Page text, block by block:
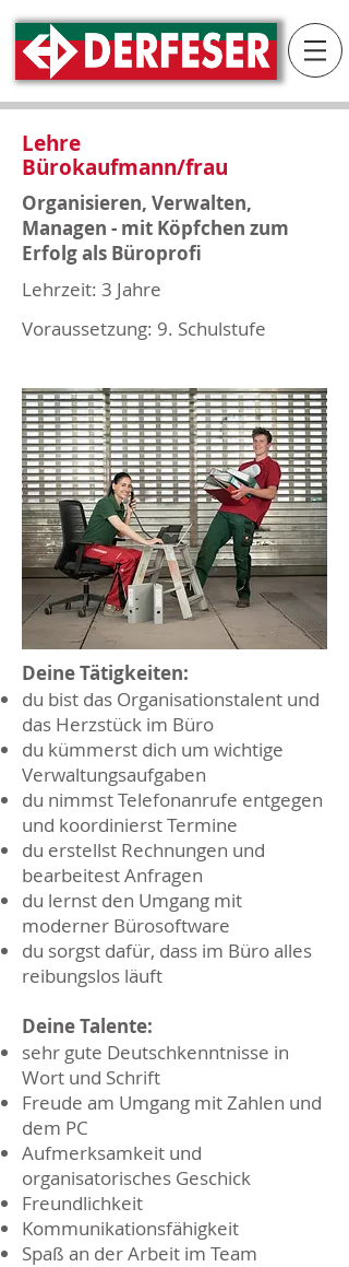
Lehre
Bürokaufmann/frau
Organisieren, Verwalten,
Managen - mit Köpfchen zum
Erfolg als Büroprofi
Lehrzeit: 3 Jahre
Voraussetzung: 9. Schulstufe
Deine Tätigkeiten:
du bist das Organisationstalent und
das Herzstück im Büro
du kümmerst dich um wichtige
Verwaltungsaufgaben
du nimmst Telefonanrufe entgegen
und koordinierst Termine
du erstellst Rechnungen und
bearbeitest Anfragen
du lernst den Umgang mit
moderner Bürosoftware
du sorgst dafür, dass im Büro alles
reibungslos läuft
Deine Talente:
sehr gute Deutschkenntnisse in
Wort und Schrift
Freude am Umgang mit Zahlen und
dem PC
Aufmerksamkeit und
organisatorisches Geschick
Freundlichkeit
Kommunikationsfähigkeit
Spaß an der Arbeit im Team